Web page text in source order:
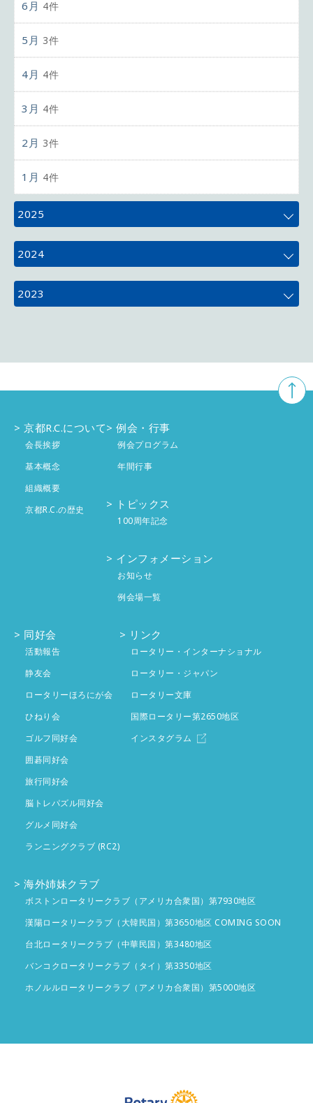
6月 4件
5月 3件
4月 4件
3月 4件
2月 3件
1月 4件
2025
12月
11月
8月 3件
7月 4件
5月 4件
1月 4件
2024
12月
10月 5件
9月 4件
8月 2件
7月 4件
6月 4件
2月 4件
1月 4件
2023
11月 5件
9月 4件
8月 4件
3月 投稿なし
2月 投稿なし
京都R.C.について
会長挨拶
基本概念
組織概要
京都R.C.の歴史
例会・行事
例会プログラム
年間行事
トピックス
100周年記念
インフォメーション
お知らせ
例会場一覧
同好会
活動報告
静友会
ロータリーほろにが会
ひねり会
ゴルフ同好会
囲碁同好会
旅行同好会
脳トレパズル同好会
グルメ同好会
ランニングクラブ (RC2)
リンク
ロータリー・インターナショナル
ロータリー・ジャパン
ロータリー文庫
国際ロータリー第2650地区
インスタグラム
海外姉妹クラブ
ボストンロータリークラブ（アメリカ合衆国）第7930地区
漢陽ロータリークラブ（大韓民国）第3650地区 COMING SOON
台北ロータリークラブ（中華民国）第3480地区
バンコクロータリークラブ（タイ）第3350地区
ホノルルロータリークラブ（アメリカ合衆国）第5000地区